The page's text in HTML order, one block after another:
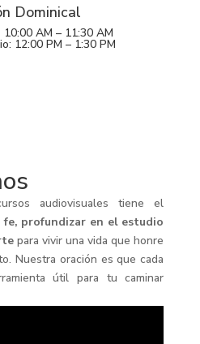
Dominical
AM – 11:30 AM
12:00 PM – 1:30 PM
audiovisuales tiene el
profundizar en el estudio
para vivir una vida que honre
Nuestra oración es que cada
útil para tu caminar